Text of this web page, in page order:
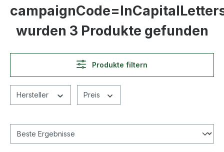
wurden 3 Produkte gefunden
Produkte filtern
Hersteller Preis